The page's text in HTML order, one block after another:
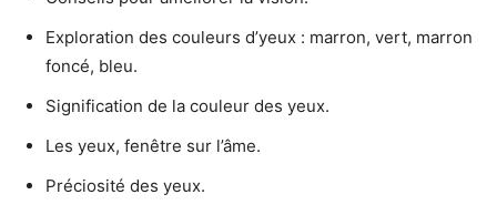
Exploration des couleurs d’yeux : marron, vert, marron
foncé, bleu.
Signification de la couleur des yeux.
Les yeux, fenêtre sur l’âme.
Préciosité des yeux.